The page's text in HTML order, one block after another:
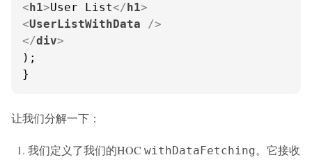
<h1>User List</h1>
<UserListWithData />
</div>
);
}
让我们分解一下：
我们定义了我们的HOC withDataFetching。它接收